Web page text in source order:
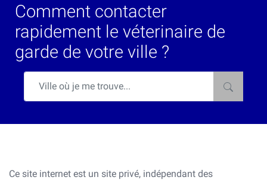
Comment contacter
rapidement le véterinaire de
garde de votre ville ?
Ce site internet est un site privé, indépendant des